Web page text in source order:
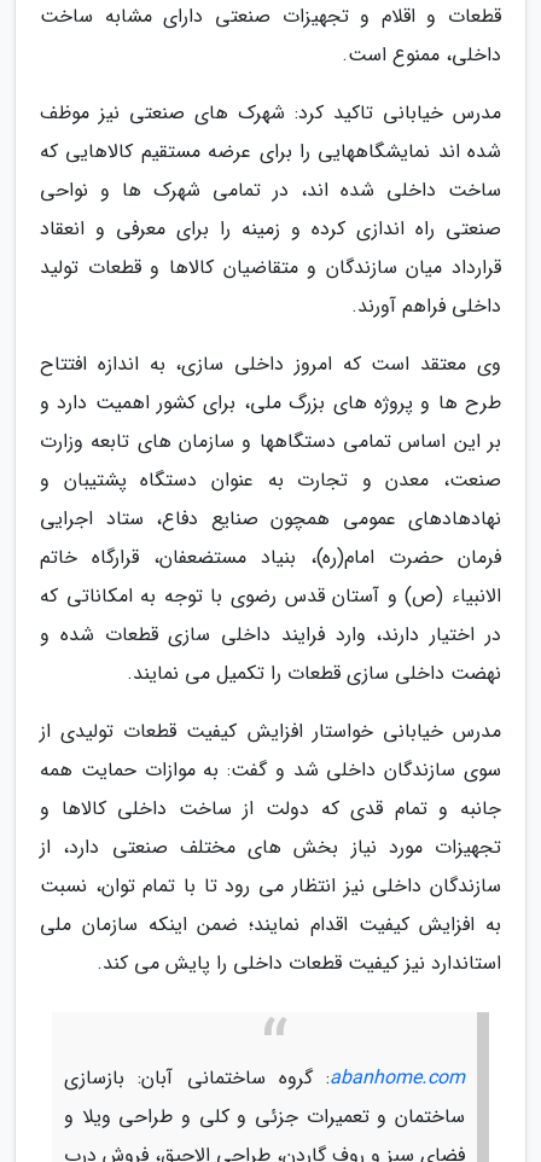
قطعات و اقلام و تجهیزات صنعتی دارای مشابه ساخت
داخلی، ممنوع است.
مدرس خیابانی تاکید کرد: شهرک های صنعتی نیز موظف
شده اند نمایشگاههایی را برای عرضه مستقیم کالاهایی که
ساخت داخلی شده اند، در تمامی شهرک ها و نواحی
صنعتی راه اندازی کرده و زمینه را برای معرفی و انعقاد
قرارداد میان سازندگان و متقاضیان کالاها و قطعات تولید
داخلی فراهم آورند.
وی معتقد است که امروز داخلی سازی، به اندازه افتتاح
طرح ها و پروژه های بزرگ ملی، برای کشور اهمیت دارد و
بر این اساس تمامی دستگاهها و سازمان های تابعه وزارت
صنعت، معدن و تجارت به عنوان دستگاه پشتیبان و
نهادهادهای عمومی همچون صنایع دفاع، ستاد اجرایی
فرمان حضرت امام(ره)، بنیاد مستضعفان، قرارگاه خاتم
الانبیاء (ص) و آستان قدس رضوی با توجه به امکاناتی که
در اختیار دارند، وارد فرایند داخلی سازی قطعات شده و
نهضت داخلی سازی قطعات را تکمیل می نمایند.
مدرس خیابانی خواستار افزایش کیفیت قطعات تولیدی از
سوی سازندگان داخلی شد و گفت: به موازات حمایت همه
جانبه و تمام قدی که دولت از ساخت داخلی کالاها و
تجهیزات مورد نیاز بخش های مختلف صنعتی دارد، از
سازندگان داخلی نیز انتظار می رود تا با تمام توان، نسبت
به افزایش کیفیت اقدام نمایند؛ ضمن اینکه سازمان ملی
استاندارد نیز کیفیت قطعات داخلی را پایش می کند.
abanhome.com: گروه ساختمانی آبان: بازسازی
ساختمان و تعمیرات جزئی و کلی و طراحی ویلا و
فضای سبز و روف گاردن، طراحی الاچیق، فروش درب